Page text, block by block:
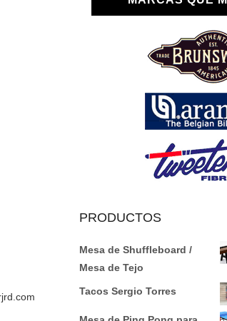
PRODUCTOS
Mesa de Shuffleboard /
Mesa de Tejo
Tacos Sergio Torres